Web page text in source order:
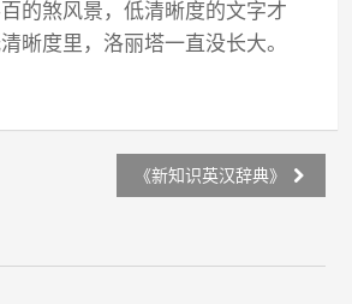
的煞风景，低清晰度的文字才
晰度里，洛丽塔一直没长大。
《新知识英汉辞典》